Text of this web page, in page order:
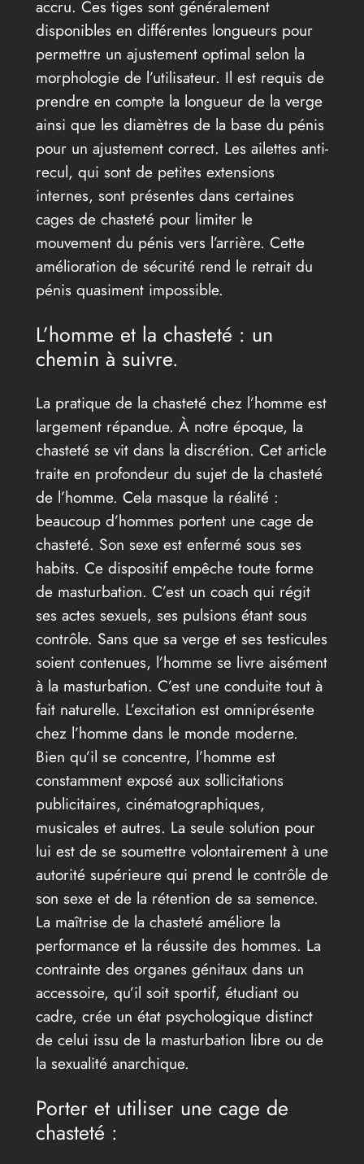
accru. Ces tiges sont généralement
disponibles en différentes longueurs pour
permettre un ajustement optimal selon la
morphologie de l’utilisateur. Il est requis de
prendre en compte la longueur de la verge
ainsi que les diamètres de la base du pénis
pour un ajustement correct. Les ailettes anti-
recul, qui sont de petites extensions
internes, sont présentes dans certaines
cages de chasteté pour limiter le
mouvement du pénis vers l’arrière. Cette
amélioration de sécurité rend le retrait du
pénis quasiment impossible.
L’homme et la chasteté : un
chemin à suivre.
La pratique de la chasteté chez l’homme est
largement répandue. À notre époque, la
chasteté se vit dans la discrétion. Cet article
traite en profondeur du sujet de la chasteté
de l’homme. Cela masque la réalité :
beaucoup d’hommes portent une cage de
chasteté. Son sexe est enfermé sous ses
habits. Ce dispositif empêche toute forme
de masturbation. C’est un coach qui régit
ses actes sexuels, ses pulsions étant sous
contrôle. Sans que sa verge et ses testicules
soient contenues, l’homme se livre aisément
à la masturbation. C’est une conduite tout à
fait naturelle. L’excitation est omniprésente
chez l’homme dans le monde moderne.
Bien qu’il se concentre, l’homme est
constamment exposé aux sollicitations
publicitaires, cinématographiques,
musicales et autres. La seule solution pour
lui est de se soumettre volontairement à une
autorité supérieure qui prend le contrôle de
son sexe et de la rétention de sa semence.
La maîtrise de la chasteté améliore la
performance et la réussite des hommes. La
contrainte des organes génitaux dans un
accessoire, qu’il soit sportif, étudiant ou
cadre, crée un état psychologique distinct
de celui issu de la masturbation libre ou de
la sexualité anarchique.
Porter et utiliser une cage de
chasteté :